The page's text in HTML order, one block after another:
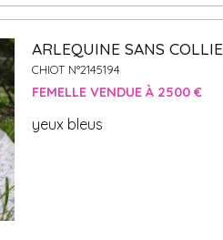
ARLEQUINE SANS
CHIOT N°2145194
FEMELLE VENDUE À 2500 €
yeux bleus